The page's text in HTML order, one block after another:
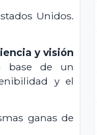
Unidos.
y visión
base de un
y el
ganas de